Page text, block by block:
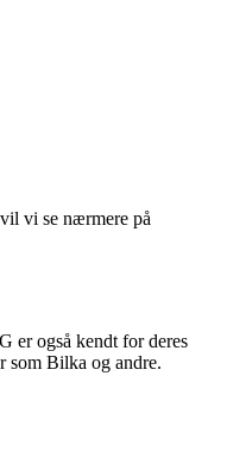
vi se nærmere på
er også kendt for deres
som Bilka og andre.